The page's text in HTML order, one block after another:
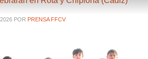
POR PRENSA FFCV